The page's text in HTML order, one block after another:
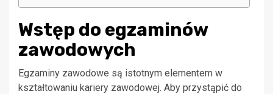
Wstęp do egzaminów
zawodowych
Egzaminy zawodowe są istotnym elementem w
kształtowaniu kariery zawodowej. Aby przystąpić do